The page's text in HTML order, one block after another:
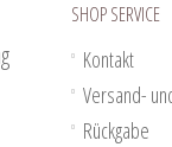
SHOP SERVICE
Kontakt
Versand-
Rückgabe